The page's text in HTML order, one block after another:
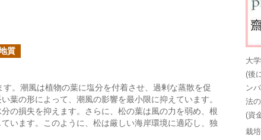
質
。潮風は植物の葉に塩分を付着させ、過剰な蒸散を促
葉の形によって、潮風の影響を最小限に抑えています。
の損失を抑えます。さらに、松の葉は風の力を弱め、根
います。このように、松は厳しい海岸環境に適応し、独
大
(後
ン
法
(資
栽